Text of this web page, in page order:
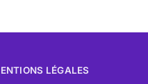
LÉGALES